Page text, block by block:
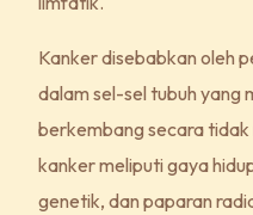
Kanker disebabkan oleh
dalam sel-sel tubuh yang
berkembang secara
kanker meliputi gaya
genetik, dan paparan